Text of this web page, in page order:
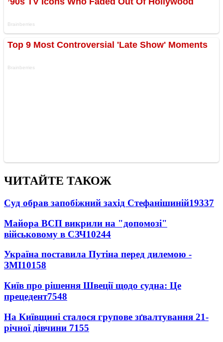
ЧИТАЙТЕ ТАКОЖ
Суд обрав запобіжний захід Стефанішиній19337
Майора ВСП викрили на "допомозі"
військовому в СЗЧ10244
Україна поставила Путіна перед дилемою -
ЗМІ10158
Київ про рішення Швеції щодо судна: Це
прецедент7548
На Київщині сталося групове зґвалтування 21-
річної дівчини 7155